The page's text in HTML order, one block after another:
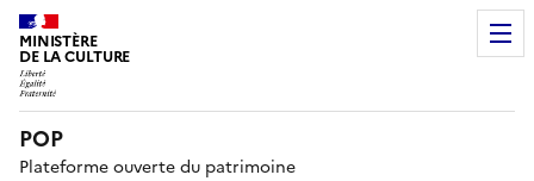
MINISTÈRE
DE LA CULTURE
POP
Plateforme ouverte du patrimoine